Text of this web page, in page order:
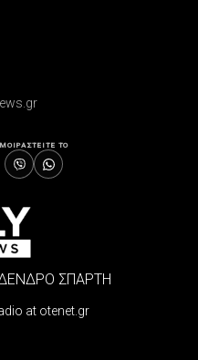
ΜΟΙΡΑΣΤΕΙΤΕ ΤΟ
ΣΠΑΡΤΗ
at otenet.gr